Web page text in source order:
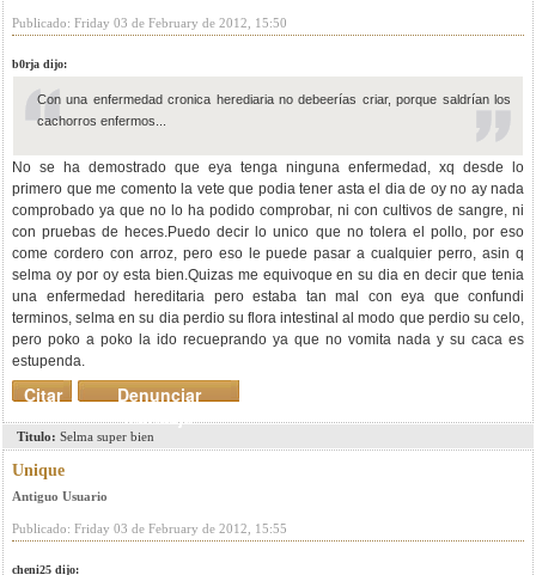
Publicado: Friday 03 de February de 2012, 15:50
b0rja dijo:
Con una enfermedad cronica herediaria no debeerías criar, porque saldrían los
cachorros enfermos...
No se ha demostrado que eya tenga ninguna enfermedad, xq desde lo
primero que me comento la vete que podia tener asta el dia de oy no ay nada
comprobado ya que no lo ha podido comprobar, ni con cultivos de sangre, ni
con pruebas de heces.Puedo decir lo unico que no tolera el pollo, por eso
come cordero con arroz, pero eso le puede pasar a cualquier perro, asin q
selma oy por oy esta bien.Quizas me equivoque en su dia en decir que tenia
una enfermedad hereditaria pero estaba tan mal con eya que confundi
terminos, selma en su dia perdio su flora intestinal al modo que perdio su celo,
pero poko a poko la ido recueprando ya que no vomita nada y su caca es
estupenda.
Denunciar
mensaje
Citar
Titulo: Selma super bien
Unique
Antiguo Usuario
Publicado: Friday 03 de February de 2012, 15:55
cheni25 dijo: